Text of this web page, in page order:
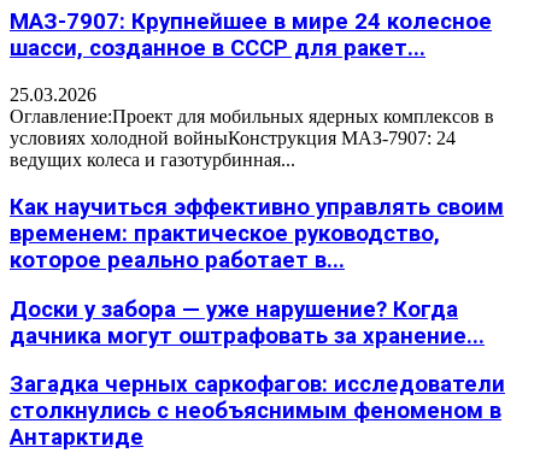
МАЗ-7907: Крупнейшее в мире 24 колесное
шасси, созданное в СССР для ракет...
25.03.2026
Оглавление:Проект для мобильных ядерных комплексов в
условиях холодной войныКонструкция МАЗ-7907: 24
ведущих колеса и газотурбинная...
Как научиться эффективно управлять своим
временем: практическое руководство,
которое реально работает в...
Доски у забора — уже нарушение? Когда
дачника могут оштрафовать за хранение...
Загадка черных саркофагов: исследователи
столкнулись с необъяснимым феноменом в
Антарктиде